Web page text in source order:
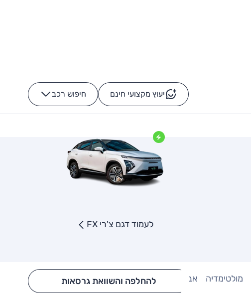
יעוץ מקצועי חינם חיפוש רכב -
לעמוד דגם צ'רי FX
מולטימדיה אבזור Hide config section
להחלפה והשוואת גרסאות